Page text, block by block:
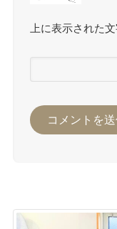
上に表示された